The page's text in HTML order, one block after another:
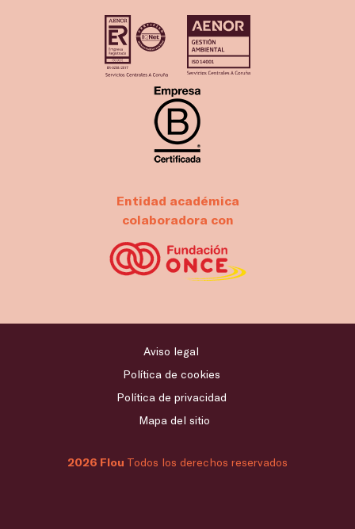
Entidad académica
colaboradora con
2026 Flou Todos los derechos reservados
Aviso legal
Política de cookies
Política de privacidad
Mapa del sitio